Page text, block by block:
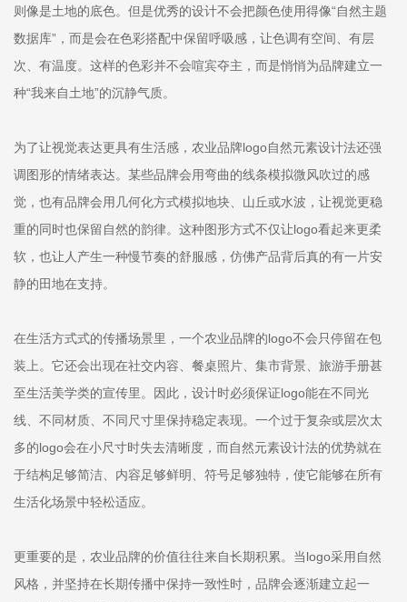
则像是土地的底色。但是优秀的设计不会把颜色使用得像“自然主题
数据库”，而是会在色彩搭配中保留呼吸感，让色调有空间、有层
次、有温度。这样的色彩并不会喧宾夺主，而是悄悄为品牌建立一
种“我来自土地”的沉静气质。
为了让视觉表达更具有生活感，农业品牌logo自然元素设计法还强
调图形的情绪表达。某些品牌会用弯曲的线条模拟微风吹过的感
觉，也有品牌会用几何化方式模拟地块、山丘或水波，让视觉更稳
重的同时也保留自然的韵律。这种图形方式不仅让logo看起来更柔
软，也让人产生一种慢节奏的舒服感，仿佛产品背后真的有一片安
静的田地在支持。
在生活方式式的传播场景里，一个农业品牌的logo不会只停留在包
装上。它还会出现在社交内容、餐桌照片、集市背景、旅游手册甚
至生活美学类的宣传里。因此，设计时必须保证logo能在不同光
线、不同材质、不同尺寸里保持稳定表现。一个过于复杂或层次太
多的logo会在小尺寸时失去清晰度，而自然元素设计法的优势就在
于结构足够简洁、内容足够鲜明、符号足够独特，使它能够在所有
生活化场景中轻松适应。
更重要的是，农业品牌的价值往往来自长期积累。当logo采用自然
风格，并坚持在长期传播中保持一致性时，品牌会逐渐建立起一